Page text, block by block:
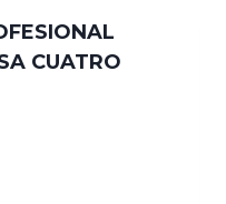
CUATRO